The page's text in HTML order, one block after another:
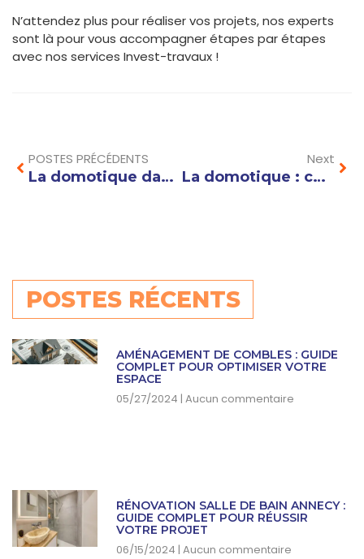
N’attendez plus pour réaliser vos projets, nos experts
sont là pour vous accompagner étapes par étapes
avec nos services Invest-travaux !
POSTES PRÉCÉDENTS
La domotique dans la maison : comment améliorer votre sécurité et votre confort au quotidien
Next
La domotique : comment automatiser votre maison pour plus de confort et d’économie d’énergie
POSTES RÉCENTS
AMÉNAGEMENT DE COMBLES : GUIDE
COMPLET POUR OPTIMISER VOTRE
ESPACE
05/27/2024 Aucun commentaire
RÉNOVATION SALLE DE BAIN ANNECY :
GUIDE COMPLET POUR RÉUSSIR
VOTRE PROJET
06/15/2024 Aucun commentaire